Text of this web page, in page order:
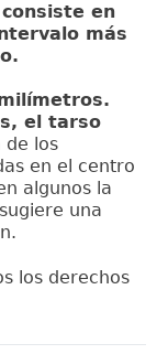
en
más
el tarso
de los
en el centro
algunos la
una
los derechos